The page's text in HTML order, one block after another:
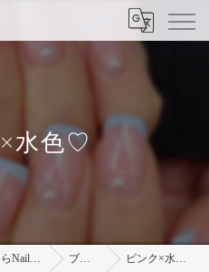
水色♡
富山県富山市のネイルサロンならNail REVE ブログ ピンク×水色♡